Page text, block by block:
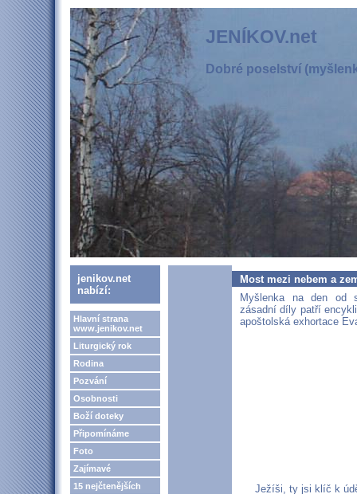
JENÍKOV.net
Dobré poselství
jenikov.net
nabízí:
Hlavní strana
www.jenikov.net
Liturgický rok
Rodina
Pozvání
Osobnosti
Boží doteky
Připomínáme
Foto
Zajímavé
15 nejčtenějších
Most mezi nebem a
Myšlenka na den od
zásadní díly patří
apoštolská exhortace
Ježíši, ty jsi klíč k